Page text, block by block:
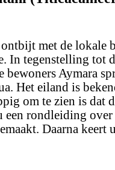
met de lokale
In tegenstelling tot
bewoners Aymara
Het eiland is
om te zien is dat
een rondleiding
Daarna